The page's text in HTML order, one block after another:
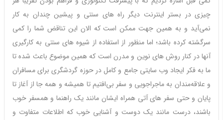
چیزی در بستر اینترنت دیگر راه های سنتی و پیشین چندان به کار
نمی‌آید و به همین جهت ممکن است که الان این تناقض شما را کمی
سرگشته کرده باشد؛ اما منظور از استفاده از شیوه های سنتی به کارگیری
آنها در کنار روش های نوین و مدرن است که همین موضوع باعث شده تا
ما به فکر ایجاد وب سایتی جامع و کامل در حوزه گردشگری برای مسافران
و علاقه‌مندان به ماجراجویی و سفر بی‌افتیم تا همیشه و همه جا از آغاز تا
پایان و حتی سفر های آتی همراه ایشان مانند یک راهنما و همسفر خوب
باشند، درست مانند یک دوست و آشنایی خوب که اطلاعات متفاوت و